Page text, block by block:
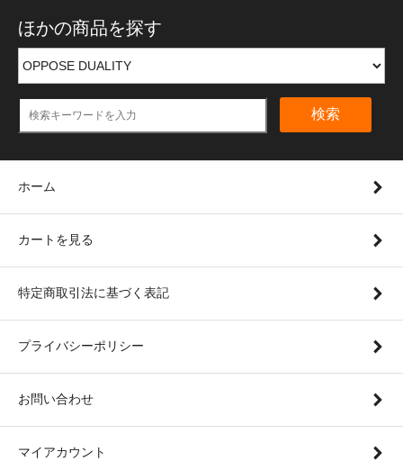
ほかの商品を探す
検索
ホーム
カートを見る
特定商取引法に基づく表記
プライバシーポリシー
お問い合わせ
マイアカウント